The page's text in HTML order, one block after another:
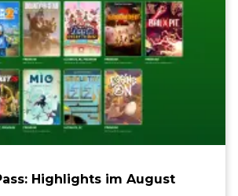
Highlights im August